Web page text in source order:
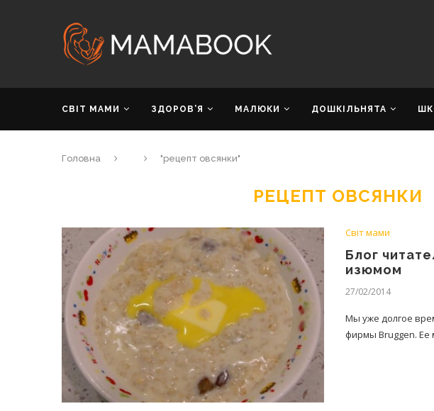
СВІТ МАМИ ЗДОРОВ’Я МАЛЮКИ ДОШКІЛЬНЯТА
Головна "рецепт овсянки"
РЕЦЕПТ ОВСЯНКИ
Світ мами
Блог
изюмом
27/02/2014
Мы уже долгое
фирмы Bruggen. Ее